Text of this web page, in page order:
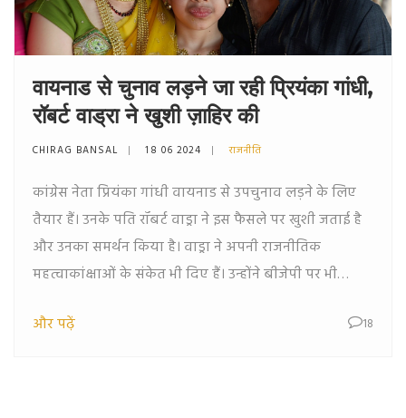
वायनाड से चुनाव लड़ने जा रही प्रियंका गांधी,
रॉबर्ट वाड्रा ने खुशी ज़ाहिर की
CHIRAG BANSAL 18 06 2024 राजनीति
कांग्रेस नेता प्रियंका गांधी वायनाड से उपचुनाव लड़ने के लिए
तैयार हैं। उनके पति रॉबर्ट वाड्रा ने इस फैसले पर खुशी जताई है
और उनका समर्थन किया है। वाड्रा ने अपनी राजनीतिक
महत्वाकांक्षाओं के संकेत भी दिए हैं। उन्होंने बीजेपी पर भी
विभाजित किया है।
और पढ़ें 18